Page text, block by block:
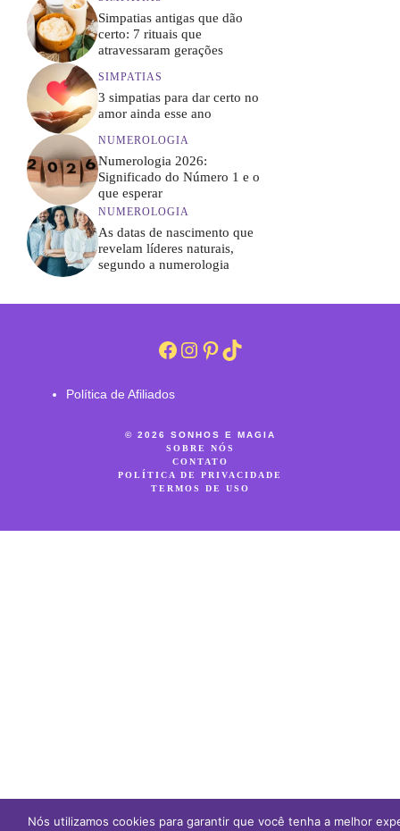
Simpatias antigas que dão
certo: 7 rituais que
atravessaram gerações
SIMPATIAS
3 simpatias para dar certo no
amor ainda esse ano
NUMEROLOGIA
Numerologia 2026:
Significado do Número 1 e o
que esperar
NUMEROLOGIA
As datas de nascimento que
revelam líderes naturais,
segundo a numerologia
Facebook
Instagram
Pinterest
TikTok
Política de Afiliados
© 2026 SONHOS E MAGIA
SOBRE NÓS
CONTATO
POLÍTICA DE PRIVACIDADE
TERMOS DE USO
Nós utilizamos cookies para garantir que você tenha a melhor